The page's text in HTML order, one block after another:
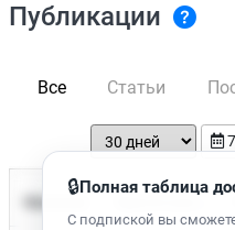
Публикации
Все Статьи
🔒Полная таблица
С подпиской вы